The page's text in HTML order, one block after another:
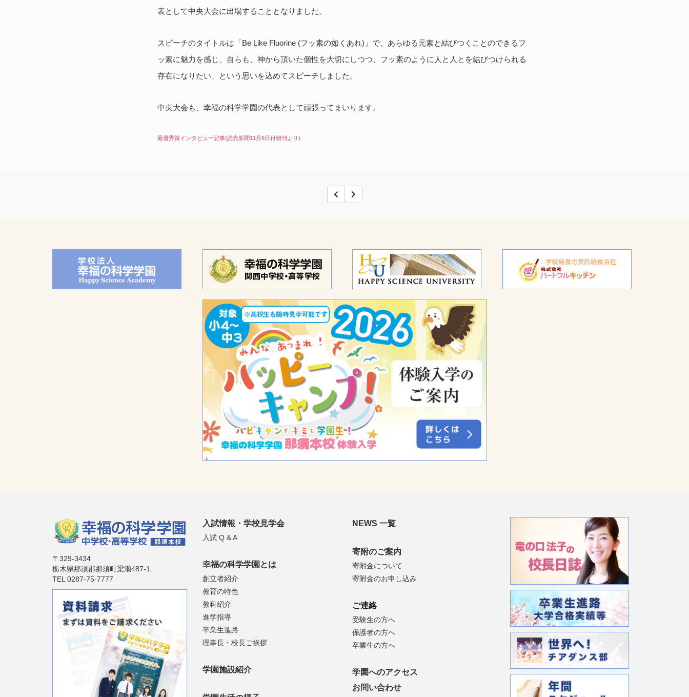
表として中央大会に出場することとなりました。
スピーチのタイトルは「Be Like Fluorine (フッ素の如くあれ)」で、あらゆる元素と結びつくことのできるフ
ッ素に魅力を感じ、自らも、神から頂いた個性を大切にしつつ、フッ素のように人と人とを結びつけられる
存在になりたい、という思いを込めてスピーチしました。
中央大会も、幸福の科学学園の代表として頑張ってまいります。
最優秀賞インタビュー記事(読売新聞11月6日付朝刊より)
〒329-3434
栃木県那須郡那須町梁瀬487-1
TEL 0287-75-7777
入試情報・学校見学会
入試 Q & A
幸福の科学学園とは
創立者紹介
教育の特色
教科紹介
進学指導
卒業生進路
理事長・校長ご挨拶
学園施設紹介
NEWS 一覧
寄附のご案内
寄附金について
寄附金のお申し込み
ご連絡
受験生の方へ
保護者の方へ
卒業生の方へ
学園へのアクセス
お問い合わせ